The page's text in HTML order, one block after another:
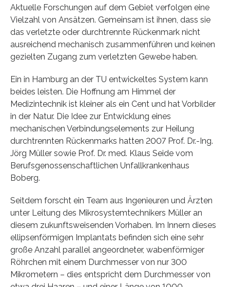
Aktuelle Forschungen auf dem Gebiet verfolgen eine
Vielzahl von Ansätzen. Gemeinsam ist ihnen, dass sie
das verletzte oder durchtrennte Rückenmark nicht
ausreichend mechanisch zusammenführen und keinen
gezielten Zugang zum verletzten Gewebe haben.
Ein in Hamburg an der TU entwickeltes System kann
beides leisten. Die Hoffnung am Himmel der
Medizintechnik ist kleiner als ein Cent und hat Vorbilder
in der Natur. Die Idee zur Entwicklung eines
mechanischen Verbindungselements zur Heilung
durchtrennten Rückenmarks hatten 2007 Prof. Dr.-Ing.
Jörg Müller sowie Prof. Dr. med. Klaus Seide vom
Berufsgenossenschaftlichen Unfallkrankenhaus
Boberg.
Seitdem forscht ein Team aus Ingenieuren und Ärzten
unter Leitung des Mikrosystemtechnikers Müller an
diesem zukunftsweisenden Vorhaben. Im Innern dieses
ellipsenförmigen Implantats befinden sich eine sehr
große Anzahl parallel angeordneter, wabenförmiger
Röhrchen mit einem Durchmesser von nur 300
Mikrometern – dies entspricht dem Durchmesser von